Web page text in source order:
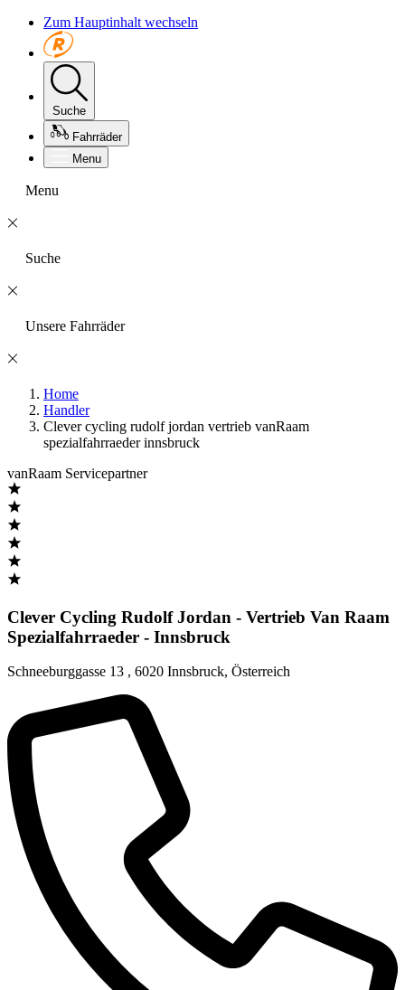
Zum Hauptinhalt wechseln
Suche
Fahrräder
Menu
Menu
Suche
Unsere Fahrräder
Home
Handler
Clever cycling rudolf jordan vertrieb vanRaam
spezialfahrraeder innsbruck
vanRaam Servicepartner
Clever Cycling Rudolf Jordan - Vertrieb Van Raam
Spezialfahrraeder - Innsbruck
Schneeburggasse 13 , 6020 Innsbruck, Österreich